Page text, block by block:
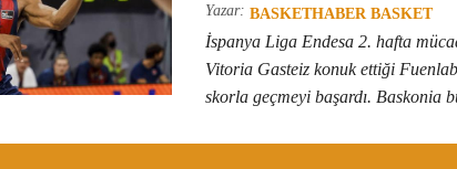
Yazar: BASKETHABER BASKET
İspanya Liga Endesa 2. hafta
Vitoria Gasteiz konuk ettiği
skorla geçmeyi başardı. Baskonia